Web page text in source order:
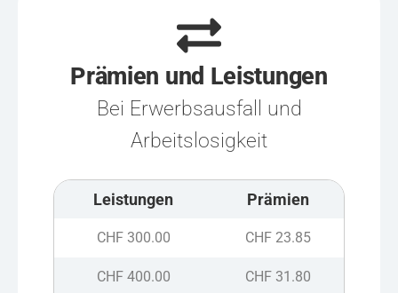
Prämien und Leistungen
Bei Erwerbsausfall und
Arbeitslosigkeit
Leistungen Prämien
CHF 300.00 CHF 23.85
CHF 400.00 CHF 31.80